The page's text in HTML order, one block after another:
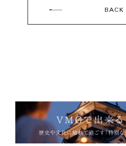
BACK